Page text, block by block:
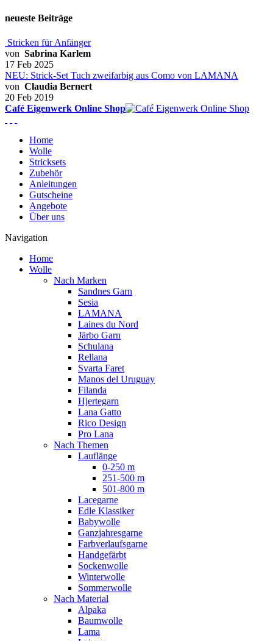
neueste Beiträge
Stricken für Anfänger
von Sabrina Karlem
17 Feb 2025
NEU: Strick-Set Tuch zweifarbig aus Como von LAMANA
von Claudia Bernert
20 Feb 2019
Café Eigenwerk Online Shop
Home
Wolle
Stricksets
Zubehör
Anleitungen
Gutscheine
Angebote
Über uns
Navigation
Home
Wolle
Nach Marken
Sandnes Garn
Sesia
LAMANA
Laines du Nord
Järbo Garn
Schulana
Rellana
Svarta Faret
Manos del Uruguay
Filanda
Hjertegarn
Lana Gatto
Rico Design
Pro Lana
Nach Themen
Lauflänge
0-250 m
251-500 m
501-800 m
Lacegarne
Edle Klassiker
Babywolle
Ganzjahresgarne
Farbverlaufsgarne
Handgefärbt
Sockenwolle
Winterwolle
Sommerwolle
Nach Material
Alpaka
Baumwolle
Lama